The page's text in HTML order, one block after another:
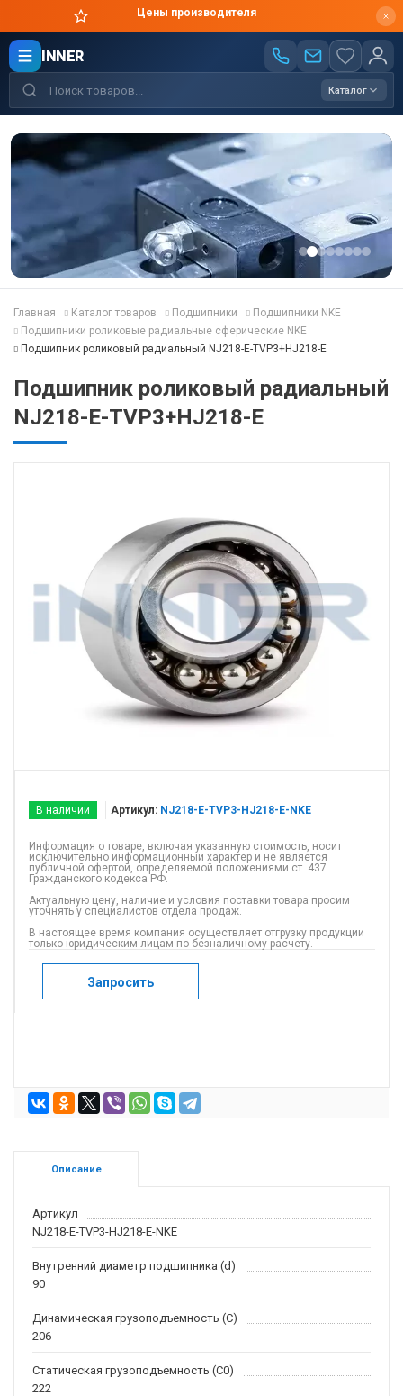
Цены производителя
INNER
Каталог
Главная Каталог товаров Подшипники
Подшипники NKE
Подшипники роликовые радиальные сферические NKE
Подшипник роликовый радиальный NJ218-E-TVP3+HJ218-E
Подшипник роликовый радиальный
NJ218-E-TVP3+HJ218-E
В наличии Артикул: NJ218-E-TVP3-HJ218-E-NKE
Информация о товаре, включая указанную стоимость, носит
исключительно информационный характер и не является
публичной офертой, определяемой положениями ст. 437
Гражданского кодекса РФ.
Актуальную цену, наличие и условия поставки товара просим
уточнять у специалистов отдела продаж.
В настоящее время компания осуществляет отгрузку продукции
только юридическим лицам по безналичному расчету.
Запросить
Описание
Артикул
NJ218-E-TVP3-HJ218-E-NKE
Внутренний диаметр подшипника (d)
90
Динамическая грузоподъемность (C)
206
Статическая грузоподъемность (C0)
222